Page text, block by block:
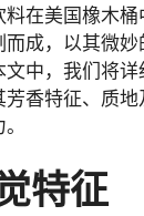
在美国橡木
成，以其微
中，我们将详
香特征、质地
特征